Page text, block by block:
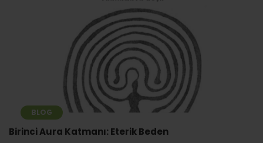
BLOG
Birinci Aura Katmanı: Eterik Beden